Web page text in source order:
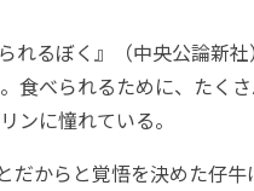
れるぼく』（中央公論新
食べられるために、たく
ンに憧れている。
だからと覚悟を決めた仔